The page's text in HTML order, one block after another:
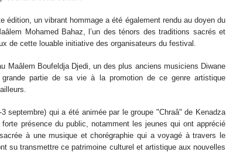
édition, un vibrant hommage a été également rendu au doyen du
Mohamed Bahaz, l’un des ténors des traditions sacrés et
de cette louable initiative des organisateurs du festival.
Maâlem Boufeldja Djedi, un des plus anciens musiciens Diwane
partie de sa vie à la promotion de ce genre artistique
septembre) qui a été animée par le groupe "Chraâ" de Kenadza
présence du public, notamment les jeunes qui ont apprécié
à une musique et chorégraphie qui a voyagé à travers le
su transmettre ce patrimoine culturel et artistique aux nouvelles